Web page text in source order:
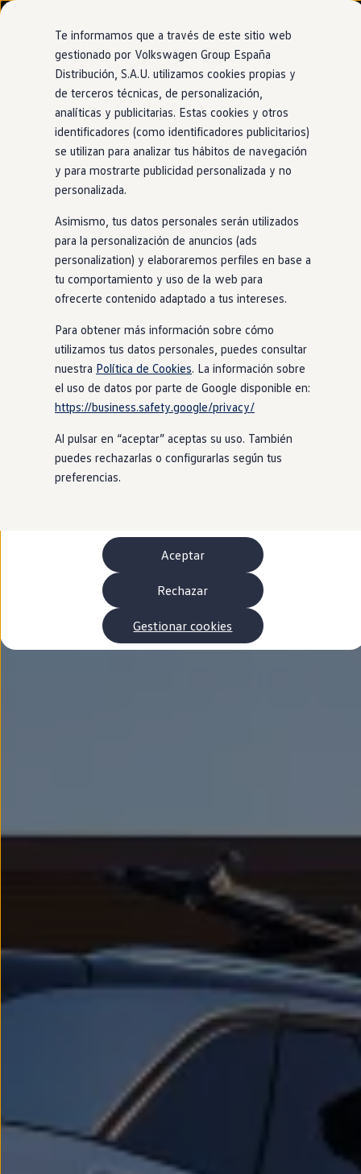
Ir
directamente
al contenido
Ir
directamente
al pie de
página
Nuevo ID. Cross
Vehículos Comerciales
Compra y ofertas
Volkswagen nuevo en stock
Volkswagen de ocasión
Financiación
My Renting
My Way
Seguros
Empresas
Autoescuelas
Eléctricos e híbridos
Más sobre híbridos
Plan Auto +
Etiquetas DGT
Simulador de autonomía, carga y ahorro
Carga y autonomía
Soluciones de carga
Tarifas de carga
Carga en casa
Modos de carga
Autonomía
Clientes y posventa
Club Volkswagen
Ofertas posventa
Beneficios Volkswagen
Asistencia en carretera
Servicios de movilidad
Garantía del fabricante
Buscar servicios para tu modelo
Volkswagen Apps, inicio de sesión y tienda
Conectar el móvil con el vehículo
Actualizaciones del software, los mapas y las
Mantenimiento y reparaciones
Revisiones e ITV
Aceite y líquidos del motor
Baterías
Carga
Tu coche conectado
Luces de advertencia
Manuales del coche
Todo sobre tu Volkswagen
Información sobre Diésel XTL
Suscripción de mantenimiento Long Drive
Modelos anteriores
Passat
Tiguan
Touareg
Touran
t-roc-1
Asistencia en carretera
Te informamos que a través de este sitio web
gestionado por Volkswagen Group España
Distribución, S.A.U. utilizamos cookies propias y
de terceros técnicas, de personalización,
analíticas y publicitarias. Estas cookies y otros
identificadores (como identificadores publicitarios)
se utilizan para analizar tus hábitos de navegación
y para mostrarte publicidad personalizada y no
personalizada.
Asimismo, tus datos personales serán utilizados
para la personalización de anuncios (ads
personalization) y elaboraremos perfiles en base a
tu comportamiento y uso de la web para
ofrecerte contenido adaptado a tus intereses.
Para obtener más información sobre cómo
utilizamos tus datos personales, puedes consultar
nuestra Política de Cookies. La información sobre
el uso de datos por parte de Google disponible en:
https://business.safety.google/privacy/
Al pulsar en “aceptar” aceptas su uso. También
puedes rechazarlas o configurarlas según tus
preferencias.
Aceptar
Rechazar
Gestionar cookies